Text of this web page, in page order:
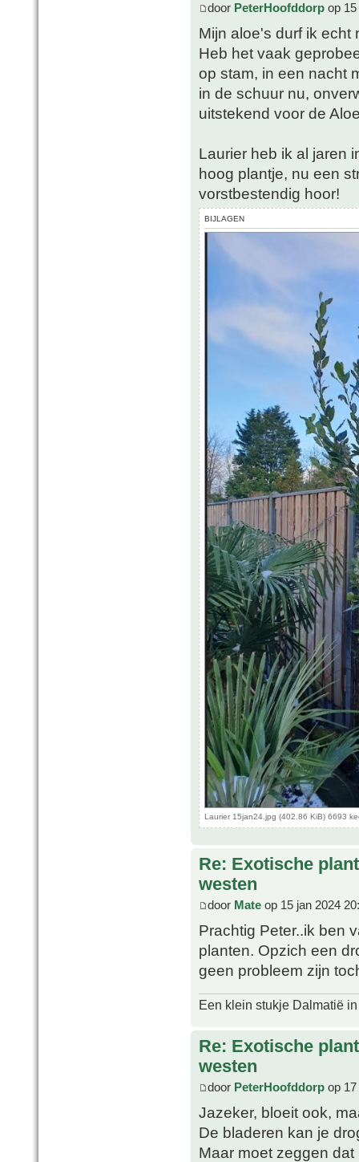
door PeterHoofddorp op
Mijn aloe's durf ik echt
Heb het vaak
op stam, in een nacht
in de schuur nu,
uitstekend voor de
Laurier heb ik al jaren
hoog plantje, nu een
vorstbestendig hoor!
BIJLAGEN
Laurier 15jan24.jpg (402.86 KiB) 6693
Re: Exotische
westen
door Mate op 15 jan 2024
Prachtig Peter..ik ben
planten. Opzich een
geen probleem zijn
Een klein stukje Dalmatië
Re: Exotische
westen
door PeterHoofddorp op
Jazeker, bloeit ook,
De bladeren kan je
Maar moet zeggen